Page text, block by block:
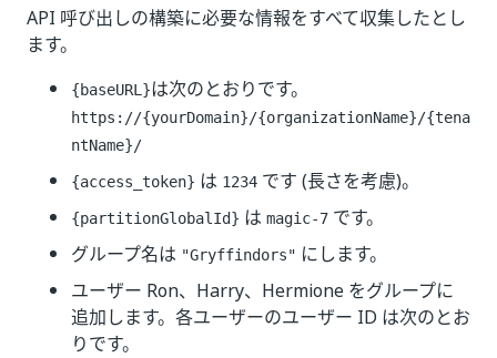
API 呼び出しの構築に必要な情報をすべて収集したとし
ます。
{baseURL}は次のとおりです。
https://{yourDomain}/{organizationName}/{tena
ntName}/
{access_token} は 1234 です (長さを考慮)。
{partitionGlobalId} は magic-7 です。
グループ名は "Gryffindors" にします。
ユーザー Ron、Harry、Hermione をグループに
追加します。各ユーザーのユーザー ID は次のとお
りです。